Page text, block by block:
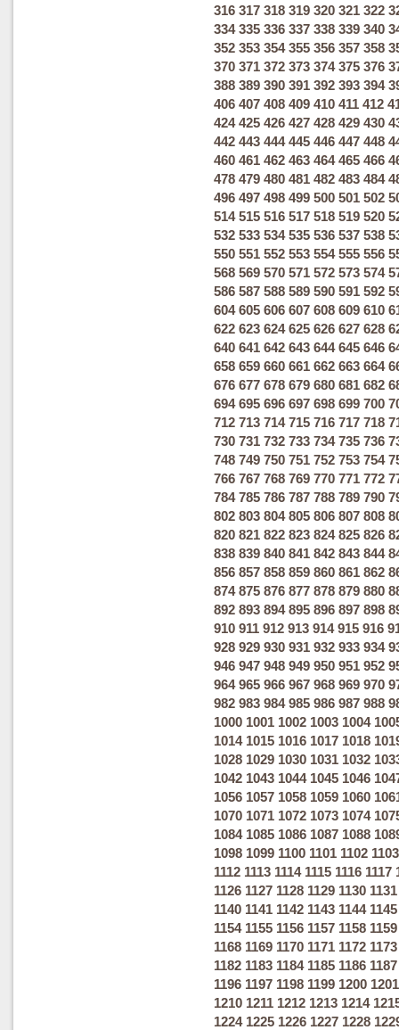
316 317 318 319 320 321 322
334 335 336 337 338 339 340
352 353 354 355 356 357 358
370 371 372 373 374 375 376
388 389 390 391 392 393 394
406 407 408 409 410 411 412
424 425 426 427 428 429 430
442 443 444 445 446 447 448
460 461 462 463 464 465 466
478 479 480 481 482 483 484
496 497 498 499 500 501 502
514 515 516 517 518 519 520
532 533 534 535 536 537 538
550 551 552 553 554 555 556
568 569 570 571 572 573 574
586 587 588 589 590 591 592
604 605 606 607 608 609 610
622 623 624 625 626 627 628
640 641 642 643 644 645 646
658 659 660 661 662 663 664
676 677 678 679 680 681 682
694 695 696 697 698 699 700
712 713 714 715 716 717 718
730 731 732 733 734 735 736
748 749 750 751 752 753 754
766 767 768 769 770 771 772
784 785 786 787 788 789 790
802 803 804 805 806 807 808
820 821 822 823 824 825 826
838 839 840 841 842 843 844
856 857 858 859 860 861 862
874 875 876 877 878 879 880
892 893 894 895 896 897 898
910 911 912 913 914 915 916
928 929 930 931 932 933 934
946 947 948 949 950 951 952
964 965 966 967 968 969 970
982 983 984 985 986 987 988
1000 1001 1002 1003 1004
1014 1015 1016 1017 1018
1028 1029 1030 1031 1032
1042 1043 1044 1045 1046
1056 1057 1058 1059 1060
1070 1071 1072 1073 1074
1084 1085 1086 1087 1088
1098 1099 1100 1101 1102 1103
1112 1113 1114 1115 1116 1117
1126 1127 1128 1129 1130 1131
1140 1141 1142 1143 1144 1145
1154 1155 1156 1157 1158 1159
1168 1169 1170 1171 1172 1173
1182 1183 1184 1185 1186 1187
1196 1197 1198 1199 1200 1201
1210 1211 1212 1213 1214
1224 1225 1226 1227 1228